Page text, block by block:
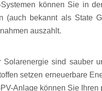
können Sie in
(auch bekannt als State
auszahlt.
sind sauber
setzen erneuerbare
Anlage können Sie